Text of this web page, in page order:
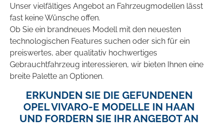
Unser vielfältiges Angebot an Fahrzeugmodellen lässt
fast keine Wünsche offen.
Ob Sie ein brandneues Modell mit den neuesten
technologischen Features suchen oder sich für ein
preiswertes, aber qualitativ hochwertiges
Gebrauchtfahrzeug interessieren, wir bieten Ihnen eine
breite Palette an Optionen.
ERKUNDEN SIE DIE GEFUNDENEN
OPEL VIVARO-E MODELLE IN HAAN
UND FORDERN SIE IHR ANGEBOT AN